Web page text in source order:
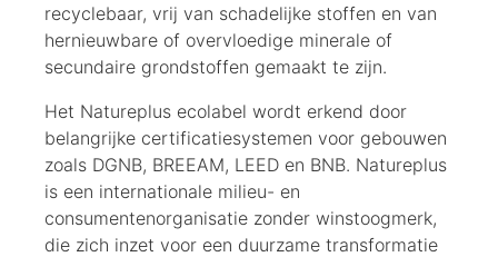
recyclebaar, vrij van schadelijke stoffen en van
hernieuwbare of overvloedige minerale of
secundaire grondstoffen gemaakt te zijn.
Het Natureplus ecolabel wordt erkend door
belangrijke certificatiesystemen voor gebouwen
zoals DGNB, BREEAM, LEED en BNB. Natureplus
is een internationale milieu- en
consumentenorganisatie zonder winstoogmerk,
die zich inzet voor een duurzame transformatie